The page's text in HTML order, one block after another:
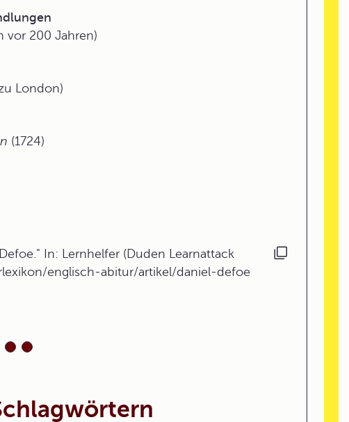
vor 200 Jahren)
London)
(1724)
In: Lernhelfer (Duden Learnattack
englisch-abitur/artikel/daniel-defoe